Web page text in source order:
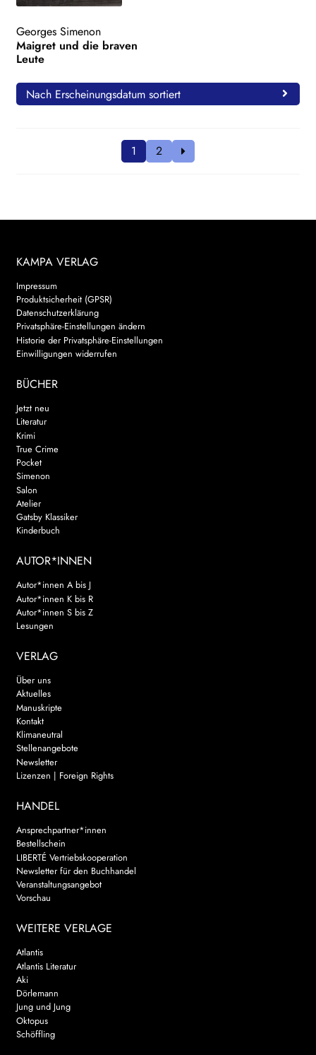
Georges Simenon
Maigret und die braven
Leute
Nach Erscheinungsdatum sortiert
1 2
KAMPA VERLAG
Impressum
Produktsicherheit (GPSR)
Datenschutzerklärung
Privatsphäre-Einstellungen ändern
Historie der Privatsphäre-Einstellungen
Einwilligungen widerrufen
BÜCHER
Jetzt neu
Literatur
Krimi
True Crime
Pocket
Simenon
Salon
Atelier
Gatsby Klassiker
Kinderbuch
AUTOR*INNEN
Autor*innen A bis J
Autor*innen K bis R
Autor*innen S bis Z
Lesungen
VERLAG
Über uns
Aktuelles
Manuskripte
Kontakt
Klimaneutral
Stellenangebote
Newsletter
Lizenzen | Foreign Rights
HANDEL
Ansprechpartner*innen
Bestellschein
LIBERTÉ Vertriebskooperation
Newsletter für den Buchhandel
Veranstaltungsangebot
Vorschau
WEITERE VERLAGE
Atlantis
Atlantis Literatur
Aki
Dörlemann
Jung und Jung
Oktopus
Schöffling